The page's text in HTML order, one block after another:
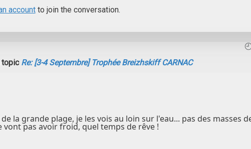
accountto join the conversation.
Re: [3-4 Septembre] Trophée Breizhskiff CARNAC
la grande plage, je les vois au loin sur l'eau... pas des masses
vont pas avoir froid, quel temps de rêve !